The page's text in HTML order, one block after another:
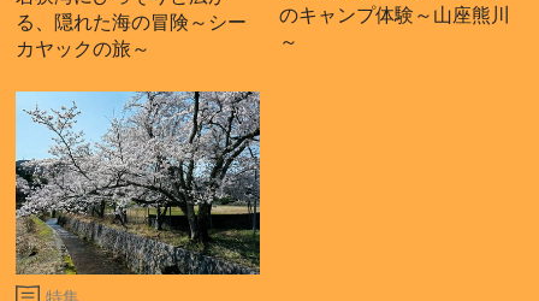
る、隠れた海の冒険～シー
カヤックの旅～
のキャンプ体験～山座熊川
～